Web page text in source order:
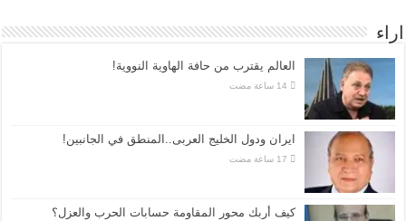
اراء
العالم يقترب من حافة الهاوية النووية!
ايران ودول الخليج العربى..المنطق في الجانبين!
كيف أربك محور المقاومة حسابات الحرب والعزل؟